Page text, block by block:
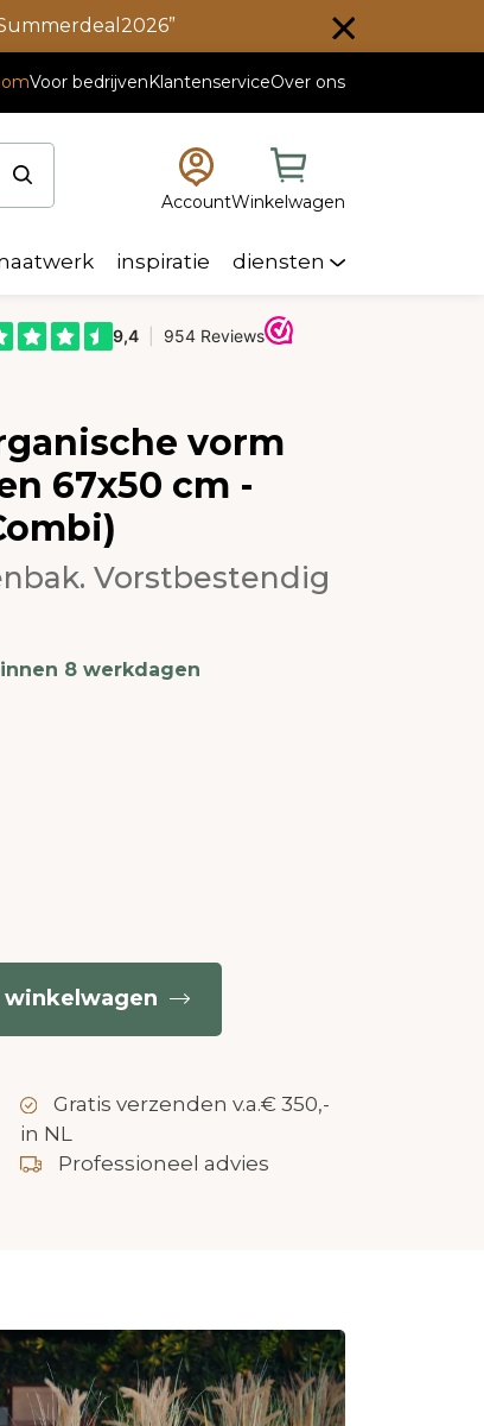
Voor bedrijvenKlantenserviceOver ons
AccountWinkelwagen
inspiratie diensten
vorm
67x50 cm -
Vorstbestendig
8 werkdagen
winkelwagen
Gratis verzenden v.a.€ 350,-
in NL
Professioneel advies